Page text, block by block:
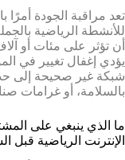
تعد مراقبة الجودة أمرًا
للأنشطة الرياضية
أن تؤثر على مئات أو
يؤدي إغفال تغيير في
شبكة غير صحيحة إلى
بالسلامة، أو غرامات
ما الذي ينبغي على
الإنترنت الرياضية قبل